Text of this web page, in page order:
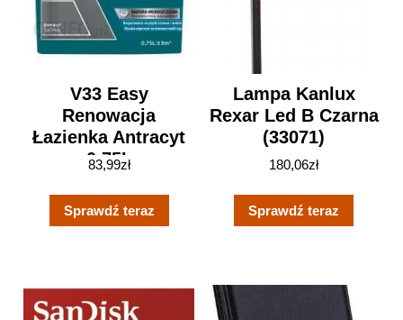
V33 Easy
Renowacja
Łazienka Antracyt
0,75L
83,99zł
Sprawdź teraz
Lampa Kanlux
Rexar Led B Czarna
(33071)
180,06zł
Sprawdź teraz